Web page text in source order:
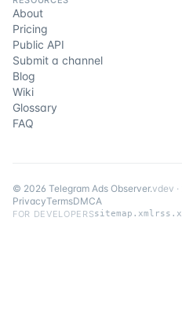
About
Pricing
Public API
Submit a channel
Blog
Wiki
Glossary
FAQ
© 2026 Telegram Ads Observer.vdev ·
PrivacyTermsDMCA
FOR DEVELOPERSsitemap.xml